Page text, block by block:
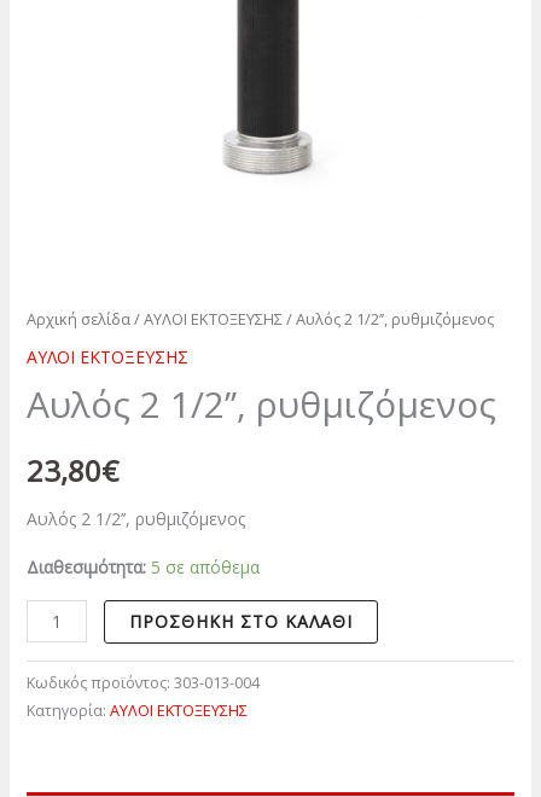
Αρχική σελίδα/ΑΥΛΟΙ ΕΚΤΟΞΕΥΣΗΣ/ Αυλός 2 1/2’’, ρυθμιζόμενος
ΑΥΛΟΙ ΕΚΤΟΞΕΥΣΗΣ
Αυλός 2 1/2’’, ρυθμιζόμενος
23,80€
Αυλός 2 1/2’’, ρυθμιζόμενος
Διαθεσιμότητα: 5 σε απόθεμα
ΠΡΟΣΘΉΚΗ ΣΤΟ ΚΑΛΆΘΙ
Κωδικός προϊόντος: 303-013-004
Κατηγορία: ΑΥΛΟΙ ΕΚΤΟΞΕΥΣΗΣ